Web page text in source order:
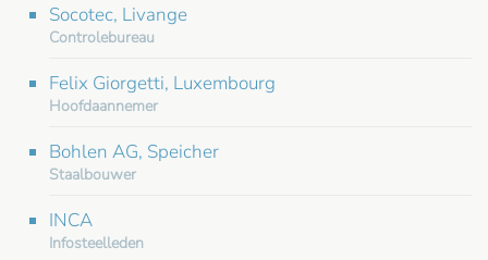
Socotec, Livange
Controlebureau
Felix Giorgetti, Luxembourg
Hoofdaannemer
Bohlen AG, Speicher
Staalbouwer
INCA
Infosteelleden